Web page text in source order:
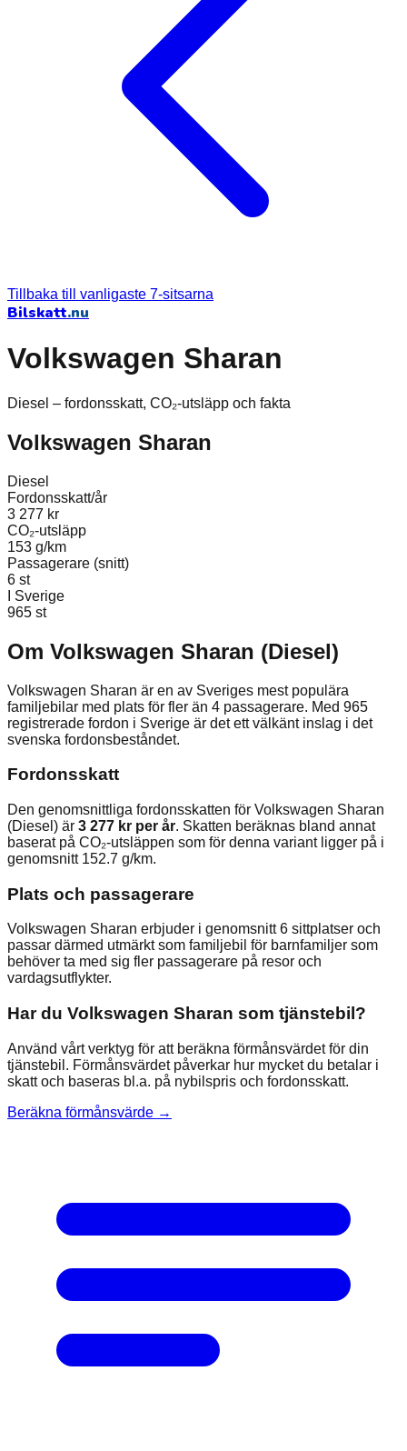
Tillbaka till vanligaste 7-sitsarna
Bilskatt.nu
Volkswagen Sharan
Diesel – fordonsskatt, CO₂-utsläpp och fakta
Volkswagen Sharan
Diesel
Fordonsskatt/år
3 277 kr
CO₂-utsläpp
153 g/km
Passagerare (snitt)
6 st
I Sverige
965 st
Om Volkswagen Sharan (Diesel)
Volkswagen Sharan är en av Sveriges mest populära
familjebilar med plats för fler än 4 passagerare. Med 965
registrerade fordon i Sverige är det ett välkänt inslag i det
svenska fordonsbeståndet.
Fordonsskatt
Den genomsnittliga fordonsskatten för Volkswagen Sharan
(Diesel ) är 3 277 kr per år. Skatten beräknas bland annat
baserat på CO₂-utsläppen som för denna variant ligger på i
genomsnitt 152.7 g/km.
Plats och passagerare
Volkswagen Sharan erbjuder i genomsnitt6 sittplatser och
passar därmed utmärkt som familjebil för barnfamiljer som
behöver ta med sig fler passagerare på resor och
vardagsutflykter.
Har du Volkswagen Sharan som tjänstebil?
Använd vårt verktyg för att beräkna förmånsvärdet för din
tjänstebil. Förmånsvärdet påverkar hur mycket du betalar i
skatt och baseras bl.a. på nybilspris och fordonsskatt.
Beräkna förmånsvärde →